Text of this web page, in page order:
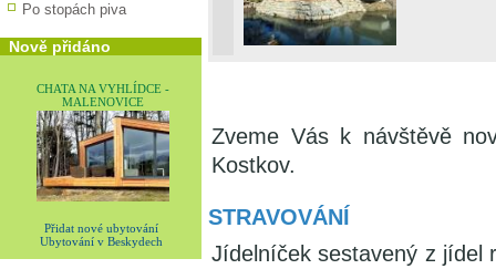
Po stopách piva
Nově přidáno
CHATA NA VYHLÍDCE -
MALENOVICE
Přidat nové ubytování
Ubytování v Beskydech
Zveme Vás k návštěvě
Kostkov.
STRAVOVÁNÍ
Jídelníček sestavený z jídel